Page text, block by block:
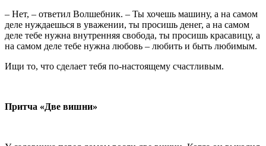
– Нет, – ответил Волшебник. – Ты хочешь машину, а на самом
деле нуждаешься в уважении, ты просишь денег, а на самом
деле тебе нужна внутренняя свобода, ты просишь красавицу, а
на самом деле тебе нужна любовь – любить и быть любимым.
Ищи то, что сделает тебя по-настоящему счастливым.
Притча «Две вишни»